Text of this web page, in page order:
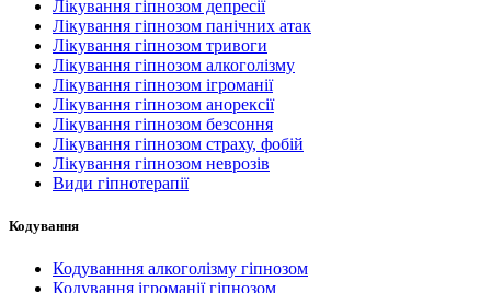
Лікування гіпнозом депресії
Лікування гіпнозом панічних атак
Лікування гіпнозом тривоги
Лікування гіпнозом алкоголізму
Лікування гіпнозом ігроманії
Лікування гіпнозом анорексії
Лікування гіпнозом безсоння
Лікування гіпнозом страху, фобій
Лікування гіпнозом неврозів
Види гіпнотерапії
Кодування
Кодуванння алкоголізму гіпнозом
Кодування ігроманії гіпнозом